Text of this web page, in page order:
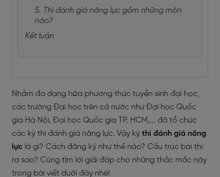
5. Thi đánh giá năng lực gồm những môn
nào?
Kết luận
Nhằm đa dạng hóa phương thức tuyển sinh đại học,
các trường Đại học trên cả nước như Đại học Quốc
gia Hà Nội, Đại học Quốc gia TP. HCM,... đã tổ chức
các kỳ thi đánh giá năng lực. Vậy kỳ thi đánh giá năng
lực là gì? Cách đăng ký như thế nào? Cấu trúc bài thi
ra sao? Cùng tìm lời giải đáp cho những thắc mắc này
trong bài viết dưới đây nhé!